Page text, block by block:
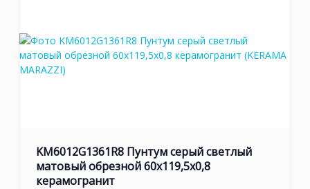
KM6012G1361R8 Пунтум серый светлый
матовый обрезной 60x119,5x0,8
керамогранит